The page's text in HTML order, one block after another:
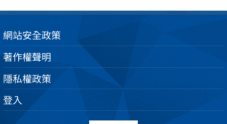
網站安全政策
著作權聲明
隱私權政策
登入